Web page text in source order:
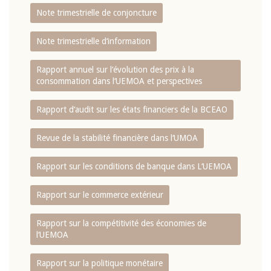
Note trimestrielle de conjoncture
Note trimestrielle d‘information
Rapport annuel sur l‘évolution des prix à la
consommation dans l‘UEMOA et perspectives
Rapport d‘audit sur les états financiers de la BCEAO
Revue de la stabilité financière dans l‘UMOA
Rapport sur les conditions de banque dans L‘UEMOA
Rapport sur le commerce extérieur
Rapport sur la compétitivité des économies de
l‘UEMOA
Rapport sur la politique monétaire